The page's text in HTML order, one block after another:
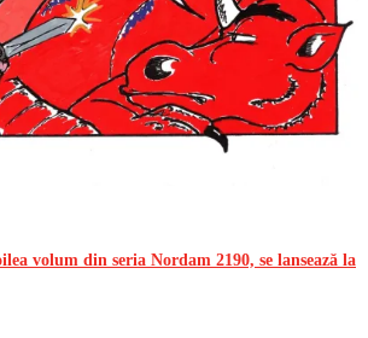
volum din seria Nordam 2190, se lansează la